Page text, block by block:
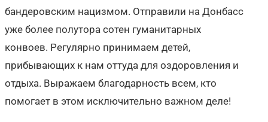
бандеровским нацизмом. Отправили на Донбасс
уже более полутора сотен гуманитарных
конвоев. Регулярно принимаем детей,
прибывающих к нам оттуда для оздоровления и
отдыха. Выражаем благодарность всем, кто
помогает в этом исключительно важном деле!